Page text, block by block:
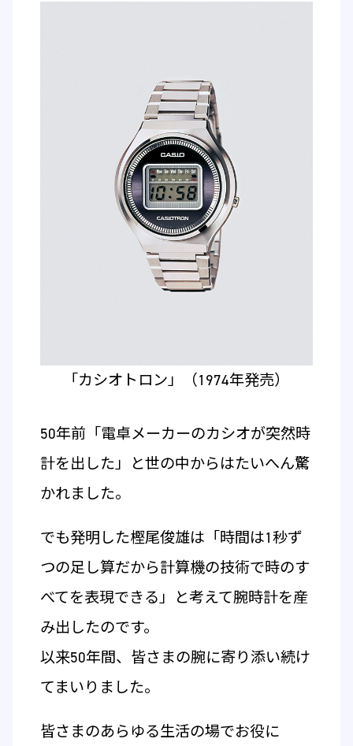
「カシオトロン」（1974年発売）
50年前「電卓メーカーのカシオが突然時
計を出した」と世の中からはたいへん驚
かれました。
でも発明した樫尾俊雄は「時間は1秒ず
つの足し算だから計算機の技術で時のす
べてを表現できる」と考えて腕時計を産
み出したのです。
以来50年間、皆さまの腕に寄り添い続け
てまいりました。
皆さまのあらゆる生活の場でお役に